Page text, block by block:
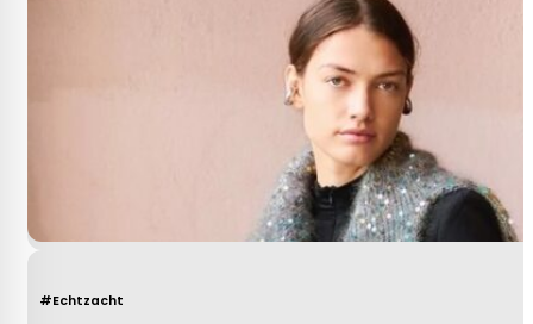
#Echtzacht